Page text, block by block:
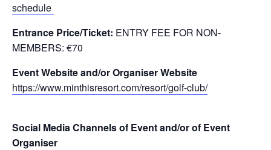
schedule
Entrance Price/Τicket: ENTRY FEE FOR NON-
MEMBERS: €70
Event Website and/or Organiser Website
https://www.minthisresort.com/resort/golf-club/
Social Media Channels of Event and/or of Event
Organiser